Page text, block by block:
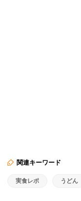
関連キーワード
実食レポ うどん